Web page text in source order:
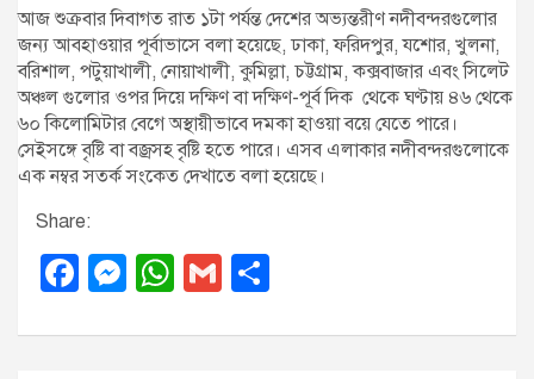
আজ শুক্রবার দিবাগত রাত ১টা পর্যন্ত দেশের অভ্যন্তরীণ নদীবন্দরগুলোর
জন্য আবহাওয়ার পূর্বাভাসে বলা হয়েছে, ঢাকা, ফরিদপুর, যশোর, খুলনা,
বরিশাল, পটুয়াখালী, নোয়াখালী, কুমিল্লা, চট্টগ্রাম, কক্সবাজার এবং সিলেট
অঞ্চল গুলোর ওপর দিয়ে দক্ষিণ বা দক্ষিণ-পূর্ব দিক থেকে ঘণ্টায় ৪৬ থেকে
৬০ কিলোমিটার বেগে অস্থায়ীভাবে দমকা হাওয়া বয়ে যেতে পারে।
সেইসঙ্গে বৃষ্টি বা বজ্রসহ বৃষ্টি হতে পারে। এসব এলাকার নদীবন্দরগুলোকে
এক নম্বর সতর্ক সংকেত দেখাতে বলা হয়েছে।
Share:
F
c
M
ss
W
at
G
ail ar